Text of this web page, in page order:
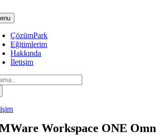
to
content
ÇözümPark
Eğitimlerim
Hakkında
İletişim
Workspace ONE